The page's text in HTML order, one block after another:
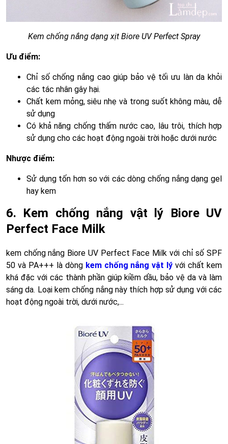
Kem chống nắng dạng xịt Biore UV Perfect Spray
Ưu điểm:
Chỉ số chống nắng cao giúp bảo vệ tối ưu làn da khỏi
các tác nhân gây hại.
Chất kem mỏng, siêu nhẹ và trong suốt không màu, dễ
sử dụng
Có khả năng chống thấm nước cao, lâu trôi, thích hợp
sử dụng cho các hoạt động ngoài trời hoặc dưới nước
Nhược điểm:
Sử dụng tốn hơn so với các dòng chống nắng dạng gel
hay kem
6. Kem chống nắng vật lý Biore UV
Perfect Face Milk
kem chống nắng Biore UV Perfect Face Milk với chỉ số SPF
50 và PA+++ là dòng kem chống nắng vật lý với chất kem
khá đặc với các thành phần giúp kiềm dầu, bảo vệ da và làm
sáng da. Loại kem chống nắng này thích hợp sử dụng với các
hoạt động ngoài trời, dưới nước,...